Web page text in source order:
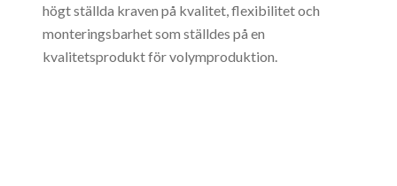
högt ställda kraven på kvalitet, flexibilitet och
monteringsbarhet som ställdes på en
kvalitetsprodukt för volymproduktion.